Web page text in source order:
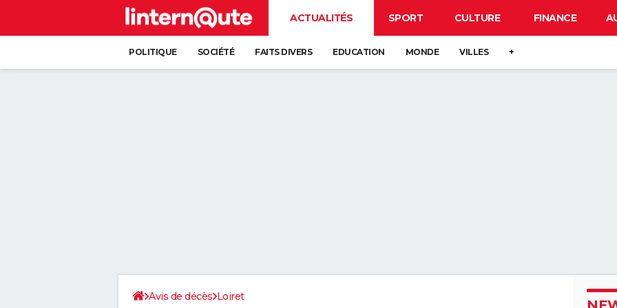
ACTUALITÉS SPORT CULTURE FINANCE
POLITIQUE SOCIÉTÉ FAITS DIVERS EDUCATION MONDE VILLES +
Avis de décès Loiret